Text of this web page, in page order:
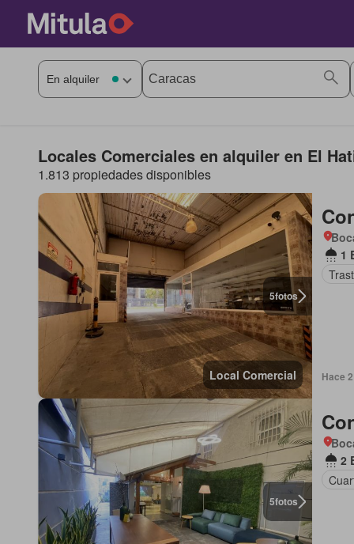
Locales Comerciales en alquiler en El
1.813 propiedades disponibles
5fotos
Local Comercial
1
Hace
5fotos
2